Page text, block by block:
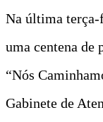
Na última terça-
uma centena de
“Nós
Gabinete de